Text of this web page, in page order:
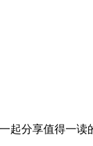
起分享值得一读